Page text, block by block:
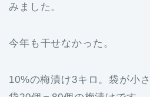
みました。
今年も干せなかった。
10%の梅漬け3キロ。袋が小